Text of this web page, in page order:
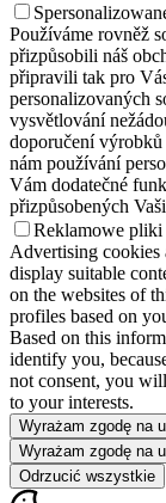
Používáme rovněž
přizpůsobili náš
připravili tak pro
personalizovaných
vysvětlování
doporučení
nám používání
Vám dodatečné
přizpůsobených
Reklamowe pliki
Advertising cookies
display suitable
on the websites of
profiles based on
Based on this
identify you,
not consent, you
to your interests.
Wyrażam zgodę na
Wyrażam zgodę na
Odrzucić wszystkie